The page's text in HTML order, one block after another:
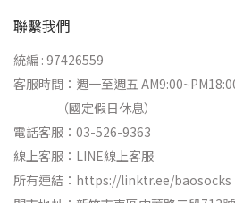
聯繫我們
統編 : 97426559
客服時間：週一至週五
（國定假日休息）
電話客服：03-526-9363
線上客服： LINE線上客服
所有連結： https://linktr.ee/baosocks